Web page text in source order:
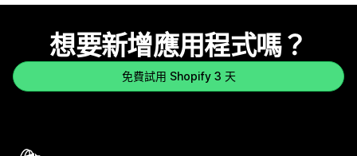
想要新增應用程式嗎？
免費試用 Shopify 3 天